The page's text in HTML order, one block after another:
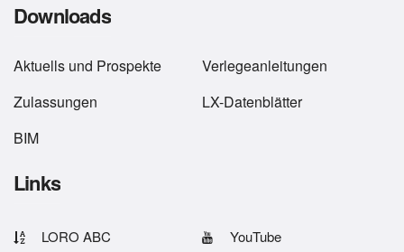
Downloads
Aktuells und Prospekte
Verlegeanleitungen
Zulassungen
LX-Datenblätter
BIM
Links
LORO ABC YouTube